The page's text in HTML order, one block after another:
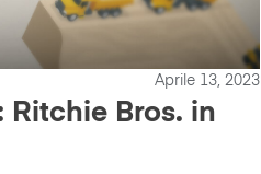
Aprile 13, 2023
Ritchie Bros. in